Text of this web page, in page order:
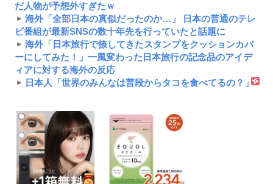
だ人物が予想外すぎたｗ
海外「全部日本の真似だったのか…」 日本の普通のテレ
ビ番組が最新SNSの数十年先を行っていたと話題に
海外「日本旅行で捺してきたスタンプをクッションカバ
ーにしてみた！」一風変わった日本旅行の記念品のアイデ
ィアに対する海外の反応
日本人「世界のみんなは普段からタコを食べてるの？」